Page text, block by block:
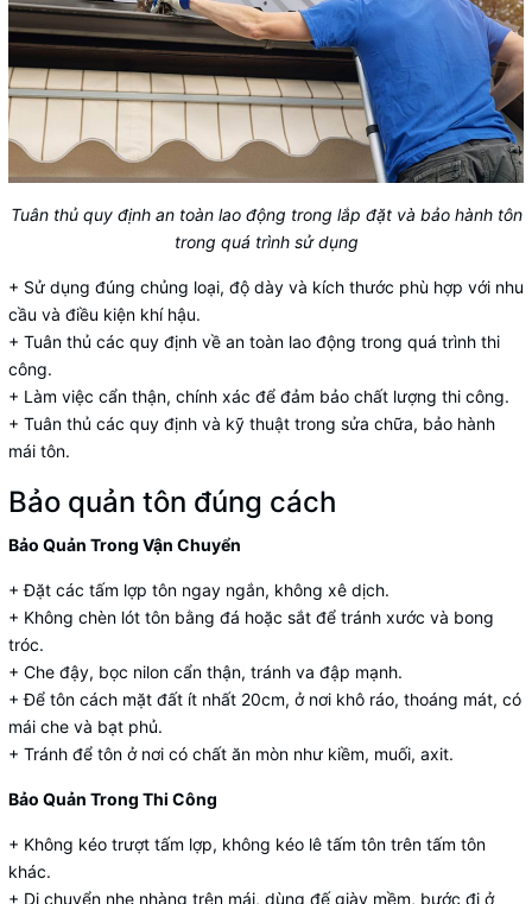
Tuân thủ quy định an toàn lao động trong lắp đặt và bảo hành tôn
trong quá trình sử dụng
+ Sử dụng đúng chủng loại, độ dày và kích thước phù hợp với nhu
cầu và điều kiện khí hậu.
+ Tuân thủ các quy định về an toàn lao động trong quá trình thi
công.
+ Làm việc cẩn thận, chính xác để đảm bảo chất lượng thi công.
+ Tuân thủ các quy định và kỹ thuật trong sửa chữa, bảo hành
mái tôn.
Bảo quản tôn đúng cách
Bảo Quản Trong Vận Chuyển
+ Đặt các tấm lợp tôn ngay ngắn, không xê dịch.
+ Không chèn lót tôn bằng đá hoặc sắt để tránh xước và bong
tróc.
+ Che đậy, bọc nilon cẩn thận, tránh va đập mạnh.
+ Để tôn cách mặt đất ít nhất 20cm, ở nơi khô ráo, thoáng mát, có
mái che và bạt phủ.
+ Tránh để tôn ở nơi có chất ăn mòn như kiềm, muối, axit.
Bảo Quản Trong Thi Công
+ Không kéo trượt tấm lợp, không kéo lê tấm tôn trên tấm tôn
khác.
+ Di chuyển nhẹ nhàng trên mái, dùng đế giày mềm, bước đi ở